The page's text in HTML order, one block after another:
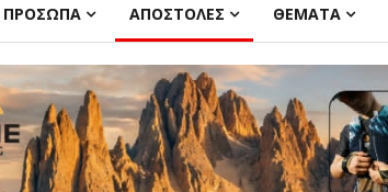
ΠΡΟΣΩΠΑ ΑΠΟΣΤΟΛΕΣ ΘΕΜΑΤΑ